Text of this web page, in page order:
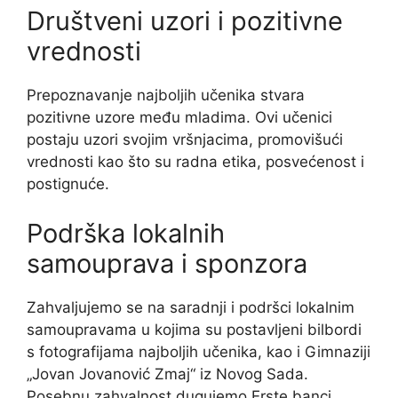
Društveni uzori i pozitivne
vrednosti
Prepoznavanje najboljih učenika stvara
pozitivne uzore među mladima. Ovi učenici
postaju uzori svojim vršnjacima, promovišući
vrednosti kao što su radna etika, posvećenost i
postignuće.
Podrška lokalnih
samouprava i sponzora
Zahvaljujemo se na saradnji i podršci lokalnim
samoupravama u kojima su postavljeni bilbordi
s fotografijama najboljih učenika, kao i Gimnaziji
„Jovan Jovanović Zmaj“ iz Novog Sada.